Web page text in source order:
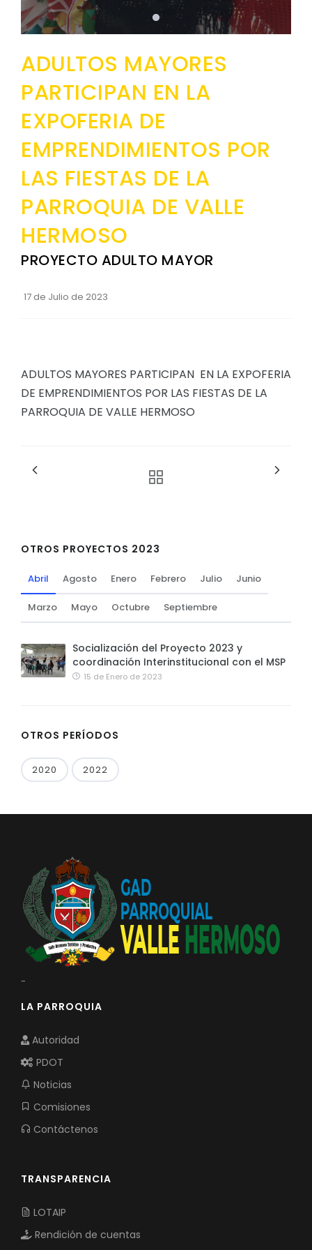
Convocatorias
Plan de desarrollo y Ordenamiento Territorial -
Plan Anual Contratación - PAC
Plan Operativo Anual - POA
Convenios Institucionales
PRESUPUESTO: EJECUCIÓN Y REPORTES
Cédulas presupuestarias y balances
Procesos de contratación
ADULTOS MAYORES
PARTICIPAN EN LA
EXPOFERIA DE
EMPRENDIMIENTOS POR
LAS FIESTAS DE LA
PARROQUIA DE VALLE
HERMOSO
PROYECTO ADULTO MAYOR
17 de Julio de 2023
ADULTOS MAYORES PARTICIPAN EN LA EXPOFERIA
DE EMPRENDIMIENTOS POR LAS FIESTAS DE LA
PARROQUIA DE VALLE HERMOSO
OTROS PROYECTOS 2023
Abril Agosto Enero Febrero Julio Junio
Marzo Mayo Octubre Septiembre
Socialización del Proyecto 2023 y
coordinación Interinstitucional con el MSP
15 de Enero de 2023
OTROS PERÍODOS
2020 2022
-
LA PARROQUIA
Autoridad
PDOT
Noticias
Comisiones
Contáctenos
TRANSPARENCIA
LOTAIP
Rendición de cuentas